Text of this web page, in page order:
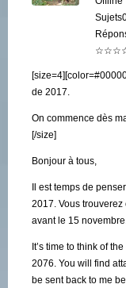
de 2017.
On commence dès
[/size]
Bonjour à tous,
Il est temps de
2017. Vous
avant le 15
It’s time to think of
2076. You will find
be sent back to me